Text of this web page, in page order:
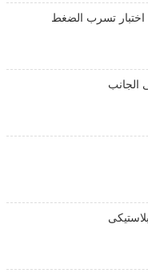
تسرب الضغط
الجانب